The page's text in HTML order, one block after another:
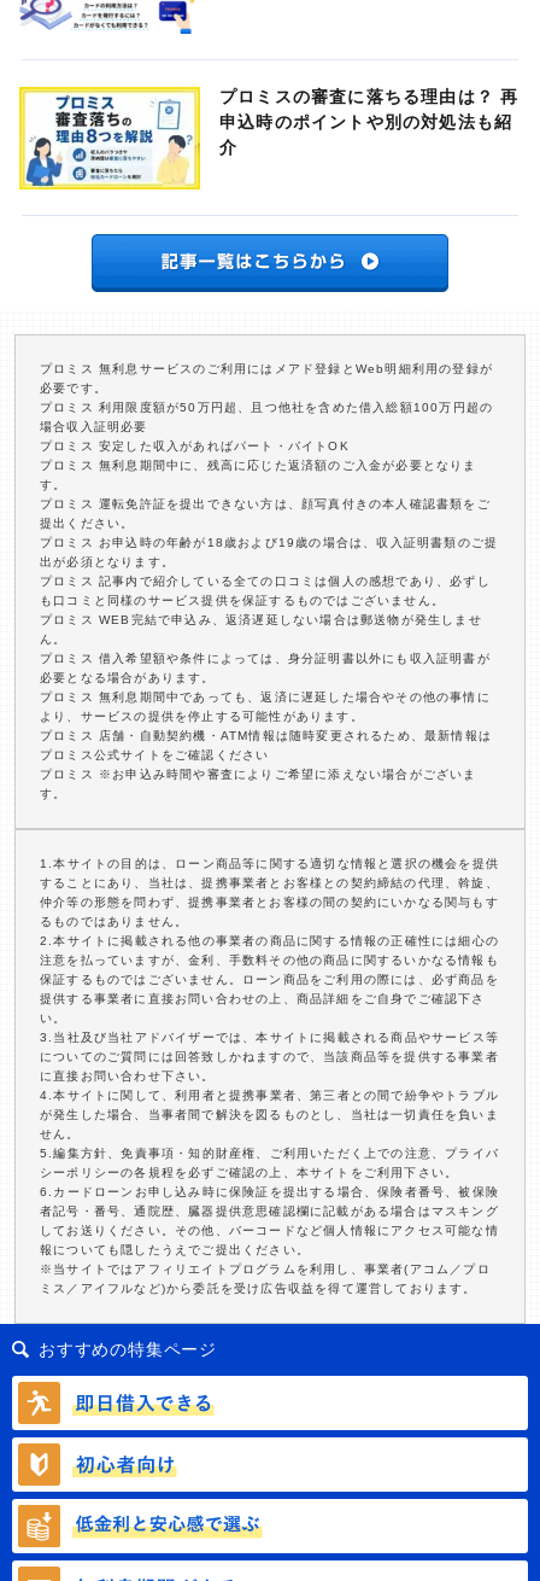
プロミスの審査に落ちる理由は？ 再
申込時のポイントや別の対処法も紹
介
プロミス 無利息サービスのご利用にはメアド登録とWeb明細利用の登録が
必要です。
プロミス 利用限度額が50万円超、且つ他社を含めた借入総額100万円超の
場合収入証明必要
プロミス 安定した収入があればパート・バイトOK
プロミス 無利息期間中に、残高に応じた返済額のご入金が必要となりま
す。
プロミス 運転免許証を提出できない方は、顔写真付きの本人確認書類をご
提出ください。
プロミス お申込時の年齢が18歳および19歳の場合は、収入証明書類のご提
出が必須となります。
プロミス 記事内で紹介している全ての口コミは個人の感想であり、必ずし
も口コミと同様のサービス提供を保証するものではございません。
プロミス WEB完結で申込み、返済遅延しない場合は郵送物が発生しませ
ん。
プロミス 借入希望額や条件によっては、身分証明書以外にも収入証明書が
必要となる場合があります。
プロミス 無利息期間中であっても、返済に遅延した場合やその他の事情に
より、サービスの提供を停止する可能性があります。
プロミス 店舗・自動契約機・ATM情報は随時変更されるため、最新情報は
プロミス公式サイトをご確認ください
プロミス ※お申込み時間や審査によりご希望に添えない場合がございま
す。
1.本サイトの目的は、ローン商品等に関する適切な情報と選択の機会を提供
することにあり、当社は、提携事業者とお客様との契約締結の代理、斡旋、
仲介等の形態を問わず、提携事業者とお客様の間の契約にいかなる関与もす
るものではありません。
2.本サイトに掲載される他の事業者の商品に関する情報の正確性には細心の
注意を払っていますが、金利、手数料その他の商品に関するいかなる情報も
保証するものではございません。ローン商品をご利用の際には、必ず商品を
提供する事業者に直接お問い合わせの上、商品詳細をご自身でご確認下さ
い。
3.当社及び当社アドバイザーでは、本サイトに掲載される商品やサービス等
についてのご質問には回答致しかねますので、当該商品等を提供する事業者
に直接お問い合わせ下さい。
4.本サイトに関して、利用者と提携事業者、第三者との間で紛争やトラブル
が発生した場合、当事者間で解決を図るものとし、当社は一切責任を負いま
せん。
5.編集方針、免責事項・知的財産権、ご利用いただく上での注意、プライバ
シーポリシーの各規程を必ずご確認の上、本サイトをご利用下さい。
6.カードローンお申し込み時に保険証を提出する場合、保険者番号、被保険
者記号・番号、通院歴、臓器提供意思確認欄に記載がある場合はマスキング
してお送りください。その他、バーコードなど個人情報にアクセス可能な情
報についても隠したうえでご提出ください。
※当サイトではアフィリエイトプログラムを利用し、事業者(アコム／プロ
ミス／アイフルなど)から委託を受け広告収益を得て運営しております。
おすすめの特集ページ